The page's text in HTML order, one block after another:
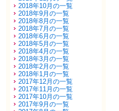
2018年10月の一覧
2018年9月の一覧
2018年8月の一覧
2018年7月の一覧
2018年6月の一覧
2018年5月の一覧
2018年4月の一覧
2018年3月の一覧
2018年2月の一覧
2018年1月の一覧
2017年12月の一覧
2017年11月の一覧
2017年10月の一覧
2017年9月の一覧